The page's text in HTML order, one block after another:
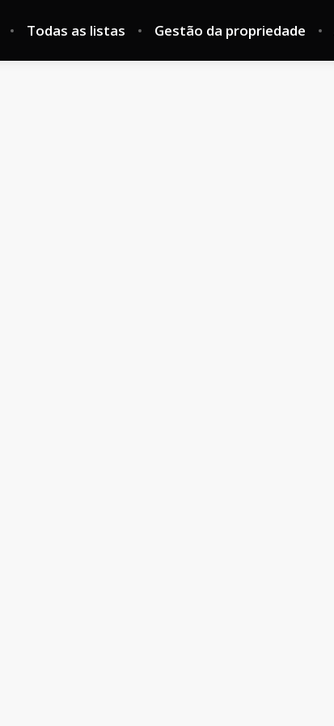
Todas as listas Gestão da propriedade